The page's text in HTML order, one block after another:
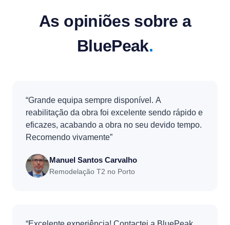
As opiniões sobre a
BluePeak.
“Grande equipa sempre disponível. A
reabilitação da obra foi excelente sendo rápido e
eficazes, acabando a obra no seu devido tempo.
Recomendo vivamente”
Manuel Santos Carvalho
Remodelação T2 no Porto